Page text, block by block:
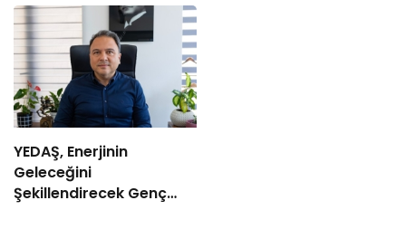
YEDAŞ, Enerjinin
Geleceğini
Şekillendirecek Genç